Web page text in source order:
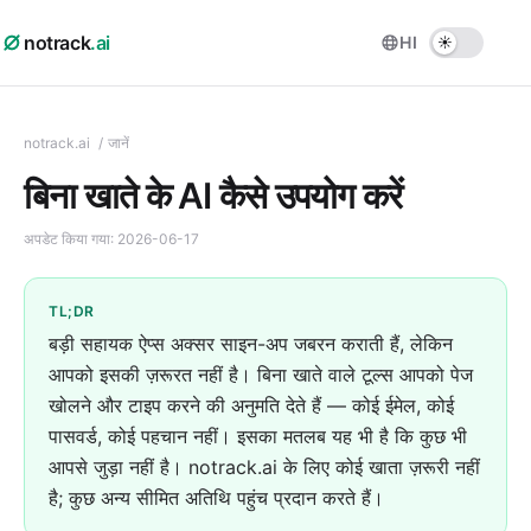
notrack.ai HI
notrack.ai / जानें
बिना खाते के AI कैसे उपयोग करें
अपडेट किया गया: 2026-06-17
TL;DR
बड़ी सहायक ऐप्स अक्सर साइन-अप जबरन कराती हैं, लेकिन
आपको इसकी ज़रूरत नहीं है। बिना खाते वाले टूल्स आपको पेज
खोलने और टाइप करने की अनुमति देते हैं — कोई ईमेल, कोई
पासवर्ड, कोई पहचान नहीं। इसका मतलब यह भी है कि कुछ भी
आपसे जुड़ा नहीं है। notrack.ai के लिए कोई खाता ज़रूरी नहीं
है; कुछ अन्य सीमित अतिथि पहुंच प्रदान करते हैं।